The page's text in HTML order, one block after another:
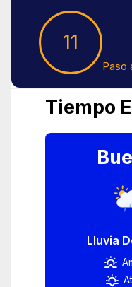
11
Paso
Tiempo
Lluvia